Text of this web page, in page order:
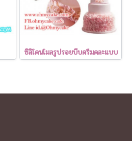
ซิลิโคนโมลรูปรอยบีบครีมคละแบบ